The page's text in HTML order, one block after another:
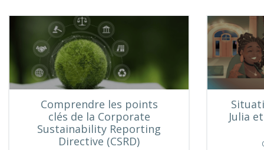
Comprendre les points
clés de la Corporate
Sustainability Reporting
Directive (CSRD)
Julia